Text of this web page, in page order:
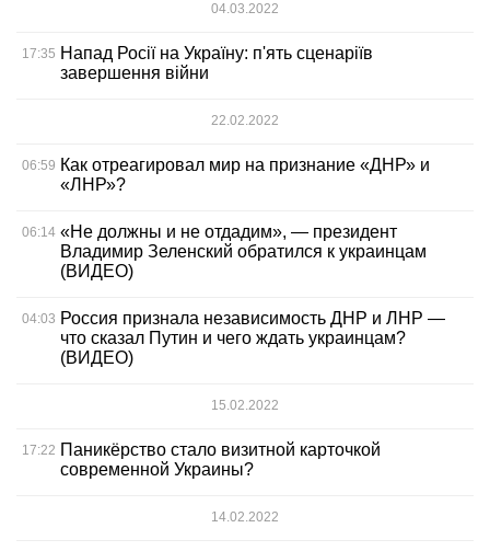
04.03.2022
17:35 Напад Росії на Україну: п'ять сценаріїв
завершення війни
22.02.2022
06:59 Как отреагировал мир на признание «ДНР» и
«ЛНР»?
06:14 «Не должны и не отдадим», — президент
Владимир Зеленский обратился к украинцам
(ВИДЕО)
04:03 Россия признала независимость ДНР и ЛНР —
что сказал Путин и чего ждать украинцам?
(ВИДЕО)
15.02.2022
17:22 Паникёрство стало визитной карточкой
современной Украины?
14.02.2022